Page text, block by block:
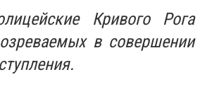
Кривого Рога
в совершении